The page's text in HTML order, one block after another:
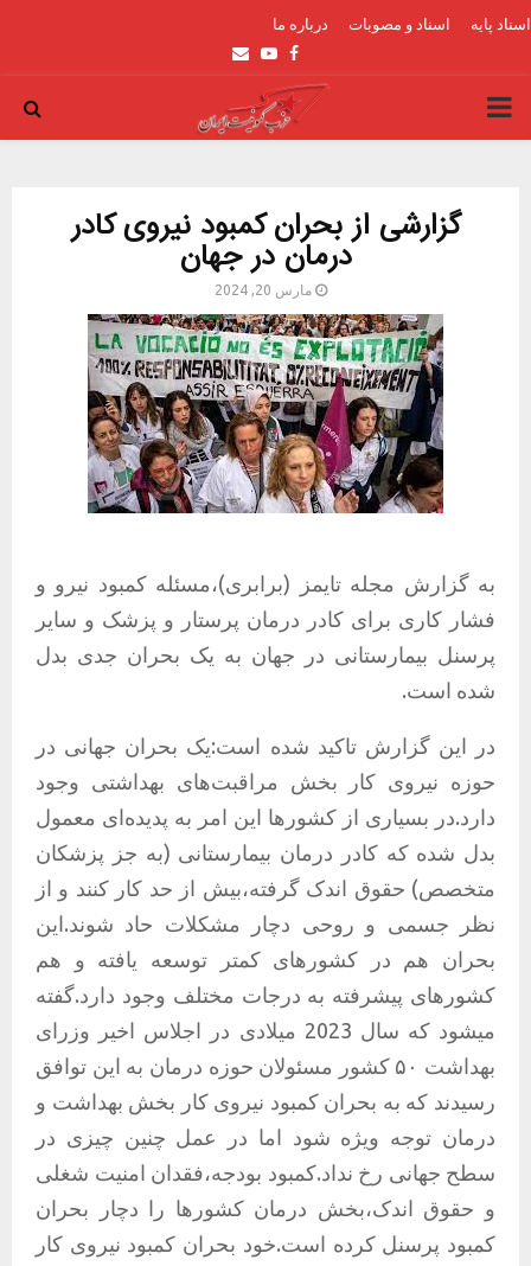
اسناد پایه اسناد و مصوبات درباره ما
Facebook
Youtube
Email
PRIMARY
گزارشی از بحران کمبود نیروی کادر
درمان در جهان
مارس 20, 2024
به گزارش مجله تایمز (برابری)،مسئله کمبود نیرو و
فشار کاری برای کادر درمان پرستار و پزشک و سایر
پرسنل بیمارستانی در جهان به یک بحران جدی بدل
شده است.
در این گزارش تاکید شده است:یک بحران جهانی در
حوزه نیروی کار بخش مراقبت‌های بهداشتی وجود
دارد.در بسیاری از کشورها این امر به پدیده‌ای معمول
بدل شده که کادر درمان بیمارستانی (به جز پزشکان
متخصص) حقوق اندک گرفته،بیش از حد کار کنند و از
نظر جسمی و روحی دچار مشکلات حاد شوند.این
بحران هم در کشورهای کمتر توسعه یافته و هم
کشورهای پیشرفته به درجات مختلف وجود دارد.گفته
میشود که سال 2023 میلادی در اجلاس اخیر وزرای
بهداشت ۵۰ کشور مسئولان حوزه درمان به این توافق
رسیدند که به بحران کمبود نیروی کار بخش بهداشت و
درمان توجه ویژه شود اما در عمل چنین چیزی در
سطح جهانی رخ نداد.کمبود بودجه،فقدان امنیت شغلی
و حقوق اندک،بخش درمان کشورها را دچار بحران
کمبود پرسنل کرده است.خود بحران کمبود نیروی کار